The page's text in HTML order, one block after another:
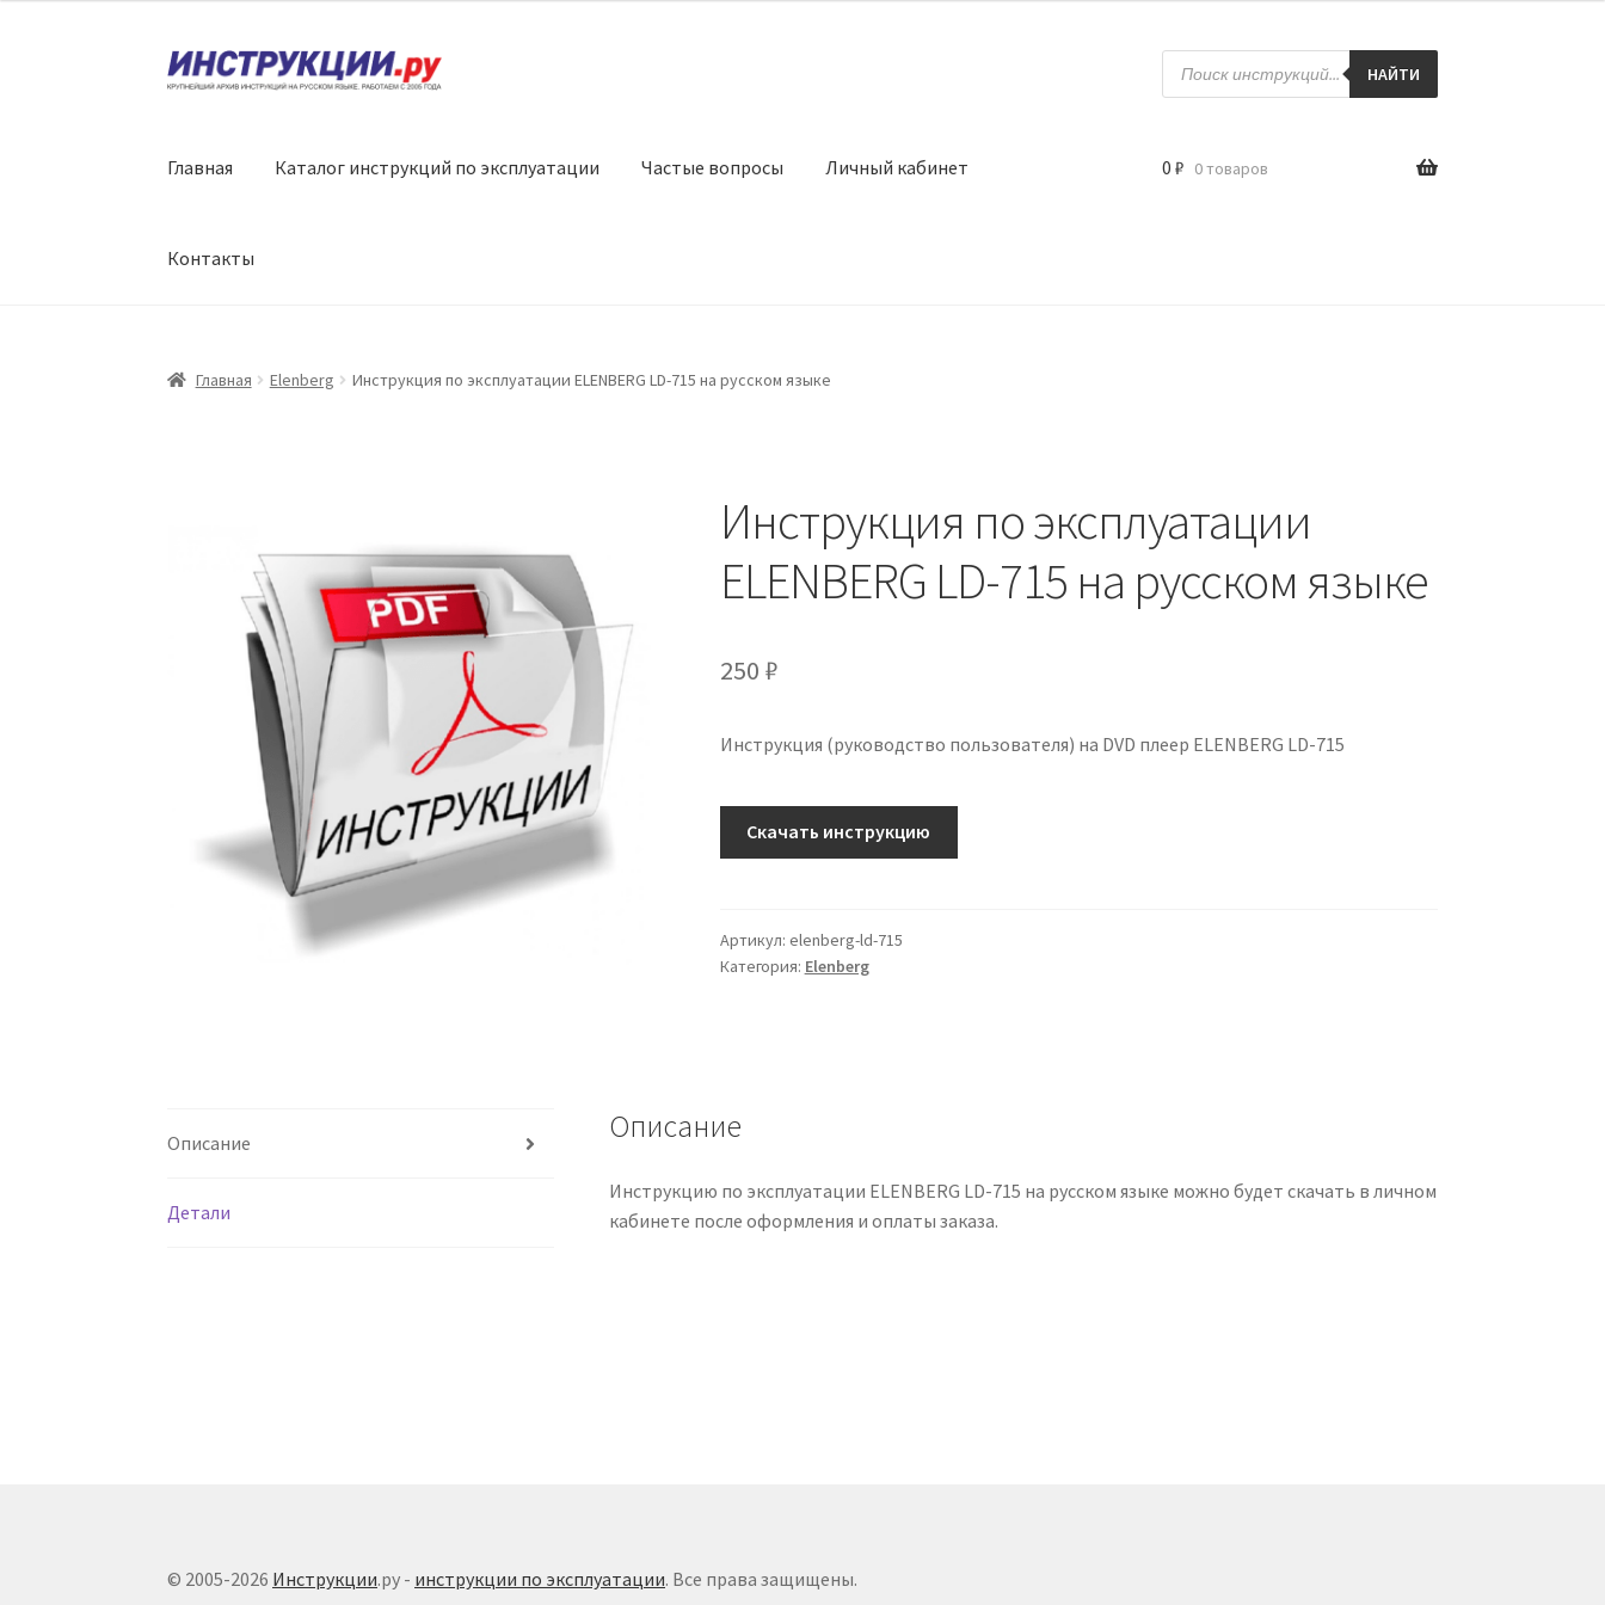
Перейти
к
Перейти
к
Поиск
товаров НАЙТИ
Главная Каталог инструкций по эксплуатации Частые вопросы Личный кабинет
Контакты
0 ₽ 0 товаров
Главная Elenberg Инструкция по эксплуатации ELENBERG LD-715 на русском языке
Инструкция по эксплуатации
ELENBERG LD-715 на русском языке
250 ₽
Инструкция (руководство пользователя) на DVD плеер ELENBERG LD-715
ELENBERG
LD-
Скачать инструкцию
Артикул: elenberg-ld-715
Категория: Elenberg
Описание
Детали
Описание
Инструкцию по эксплуатации ELENBERG LD-715 на русском языке можно будет скачать в личном
кабинете после оформления и оплаты заказа.
© 2005-2026 Инструкции.ру - инструкции по эксплуатации. Все права защищены.